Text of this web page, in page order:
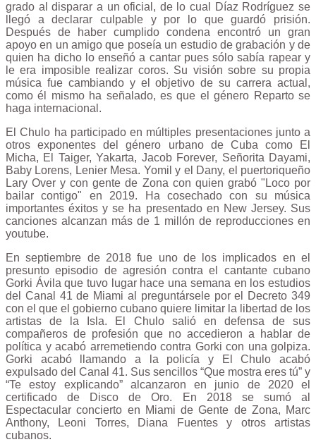
grado al disparar a un oficial, de lo cual Díaz Rodríguez se
llegó a declarar culpable y por lo que guardó prisión.
Después de haber cumplido condena encontró un gran
apoyo en un amigo que poseía un estudio de grabación y de
quien ha dicho lo enseñó a cantar pues sólo sabía rapear y
le era imposible realizar coros. Su visión sobre su propia
música fue cambiando y el objetivo de su carrera actual,
como él mismo ha señalado, es que el género Reparto se
haga internacional.
El Chulo ha participado en múltiples presentaciones junto a
otros exponentes del género urbano de Cuba como El
Micha, El Taiger, Yakarta, Jacob Forever, Señorita Dayami,
Baby Lorens, Lenier Mesa. Yomil y el Dany, el puertoriqueño
Lary Over y con gente de Zona con quien grabó "Loco por
bailar contigo" en 2019. Ha cosechado con su música
importantes éxitos y se ha presentado en New Jersey. Sus
canciones alcanzan más de 1 millón de reproducciones en
youtube.
En septiembre de 2018 fue uno de los implicados en el
presunto episodio de agresión contra el cantante cubano
Gorki Ávila que tuvo lugar hace una semana en los estudios
del Canal 41 de Miami al preguntársele por el Decreto 349
con el que el gobierno cubano quiere limitar la libertad de los
artistas de la Isla. El Chulo salió en defensa de sus
compañeros de profesión que no accedieron a hablar de
política y acabó arremetiendo contra Gorki con una golpiza.
Gorki acabó llamando a la policía y El Chulo acabó
expulsado del Canal 41. Sus sencillos “Que mostra eres tú” y
“Te estoy explicando” alcanzaron en junio de 2020 el
certificado de Disco de Oro. En 2018 se sumó al
Espectacular concierto en Miami de Gente de Zona, Marc
Anthony, Leoni Torres, Diana Fuentes y otros artistas
cubanos.